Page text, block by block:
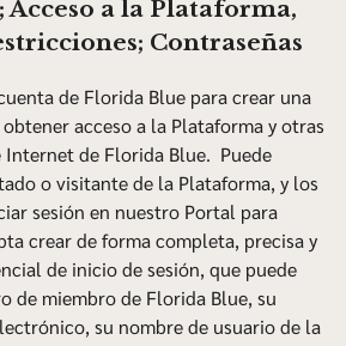
a la Plataforma,
Contraseñas
de Florida Blue para crear una
acceso a la Plataforma y otras
de Florida Blue. Puede
o visitante de la Plataforma, y los
sesión en nuestro Portal para
crear de forma completa, precisa y
de inicio de sesión, que puede
de miembro de Florida Blue, su
su nombre de usuario de la